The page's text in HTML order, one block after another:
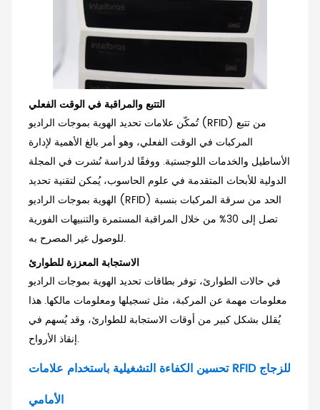
التتبع والمراقبة في الوقت الفعلي
تُمكّن علامات تحديد الهوية بموجات الراديو (RFID) من تتبع
المركبات في الوقت الفعلي، وهو أمر بالغ الأهمية لإدارة
الأساطيل والخدمات اللوجستية. ووفقًا لدراسة نُشرت في المجلة
الدولية للأبحاث المتقدمة في علوم الحاسوب، يُمكن لتقنية تحديد
الهوية بموجات الراديو (RFID) الحد من سرقة المركبات بنسبة
تصل إلى 30% من خلال المراقبة المستمرة والتنبيهات الفورية
للوصول غير المصرح به.
الاستجابة المعززة للطوارئ
في حالات الطوارئ، توفر بطاقات تحديد الهوية بموجات الراديو
معلومات مهمة عن المركبة، مثل تسجيلها ومعلومات مالكها. هذا
يُقلل بشكل كبير من أوقات الاستجابة للطوارئ، وقد يُسهم في
إنقاذ الأرواح.
تحسين الكفاءة التشغيلية باستخدام علامات RFID للزجاج
الأمامي